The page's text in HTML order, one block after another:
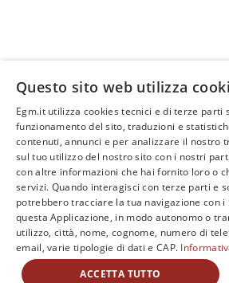
Questo sito web utilizza
Egm.it utilizza cookies tecnici e di terze
funzionamento del sito, traduzioni e
contenuti, annunci e per analizzare il nostro
sul tuo utilizzo del nostro sito con i nostri
con altre informazioni che hai fornito loro o
servizi. Quando interagisci con terze parti e
potrebbero tracciare la tua navigazione con
questa Applicazione, in modo autonomo o
utilizzo, città, nome, cognome, numero di
email, varie tipologie di dati e CAP.
ACCETTA TUTTO